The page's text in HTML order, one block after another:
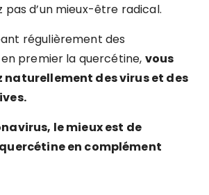
pas d’un mieux-être radical.
régulièrement des
premier la quercétine, vous
naturellement des virus et des
le mieux est de
en complément